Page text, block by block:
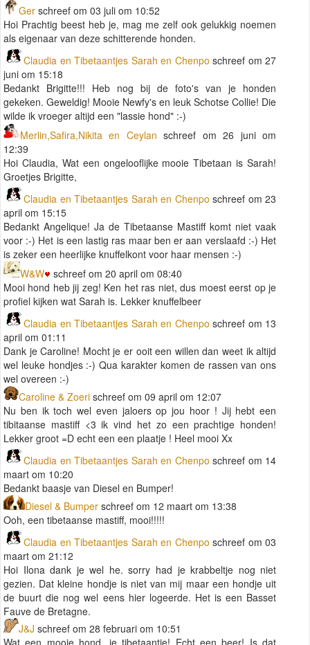
Ger schreef om 03 juli om 10:52
Hoi Prachtig beest heb je, mag me zelf ook gelukkig noemen
als eigenaar van deze schitterende honden.
Claudia en Tibetaantjes Sarah en Chenpo schreef om 27
juni om 15:18
Bedankt Brigitte!!! Heb nog bij de foto's van je honden
gekeken. Geweldig! Mooie Newfy's en leuk Schotse Collie! Die
wilde ik vroeger altijd een "lassie hond" :-)
Merlin,Safira,Nikita en Ceylan schreef om 26 juni om
12:39
Hoi Claudia, Wat een ongelooflijke mooie Tibetaan is Sarah!
Groetjes Brigitte,
Claudia en Tibetaantjes Sarah en Chenpo schreef om 23
april om 15:15
Bedankt Angelique! Ja de Tibetaanse Mastiff komt niet vaak
voor :-) Het is een lastig ras maar ben er aan verslaafd :-) Het
is zeker een heerlijke knuffelkont voor haar mensen :-)
W&W
schreef om 20 april om 08:40
Mooi hond heb jij zeg! Ken het ras niet, dus moest eerst op je
profiel kijken wat Sarah is. Lekker knuffelbeer
Claudia en Tibetaantjes Sarah en Chenpo schreef om 13
april om 01:11
Dank je Caroline! Mocht je er ooit een willen dan weet ik altijd
wel leuke hondjes :-) Qua karakter komen de rassen van ons
wel overeen :-)
Caroline & Zoeri schreef om 09 april om 12:07
Nu ben ik toch wel even jaloers op jou hoor ! Jij hebt een
tibitaanse mastiff <3 ik vind het zo een prachtige honden!
Lekker groot =D echt een een plaatje ! Heel mooi Xx
Claudia en Tibetaantjes Sarah en Chenpo schreef om 14
maart om 10:20
Bedankt baasje van Diesel en Bumper!
Diesel & Bumper schreef om 12 maart om 13:38
Ooh, een tibetaanse mastiff, mooi!!!!!
Claudia en Tibetaantjes Sarah en Chenpo schreef om 03
maart om 21:12
Hoi Ilona dank je wel he. sorry had je krabbeltje nog niet
gezien. Dat kleine hondje is niet van mij maar een hondje uit
de buurt die nog wel eens hier logeerde. Het is een Basset
Fauve de Bretagne.
J&J schreef om 28 februari om 10:51
Wat een mooie hond, je tibetaantje! Echt een beer! Is dat